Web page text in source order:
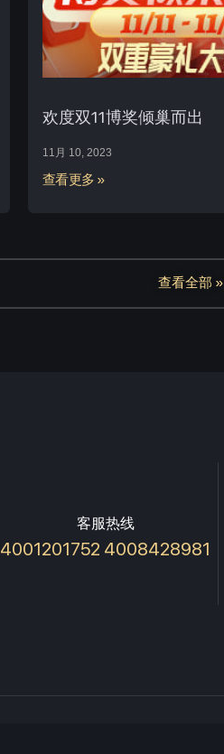
欢度双11博奖倾巢而出
11月 10, 2023
查看更多 »
查看全部 »
客服热线
4001201752 4008428981